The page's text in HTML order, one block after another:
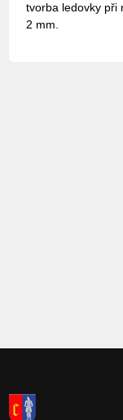
tvorba ledovky při
2 mm.